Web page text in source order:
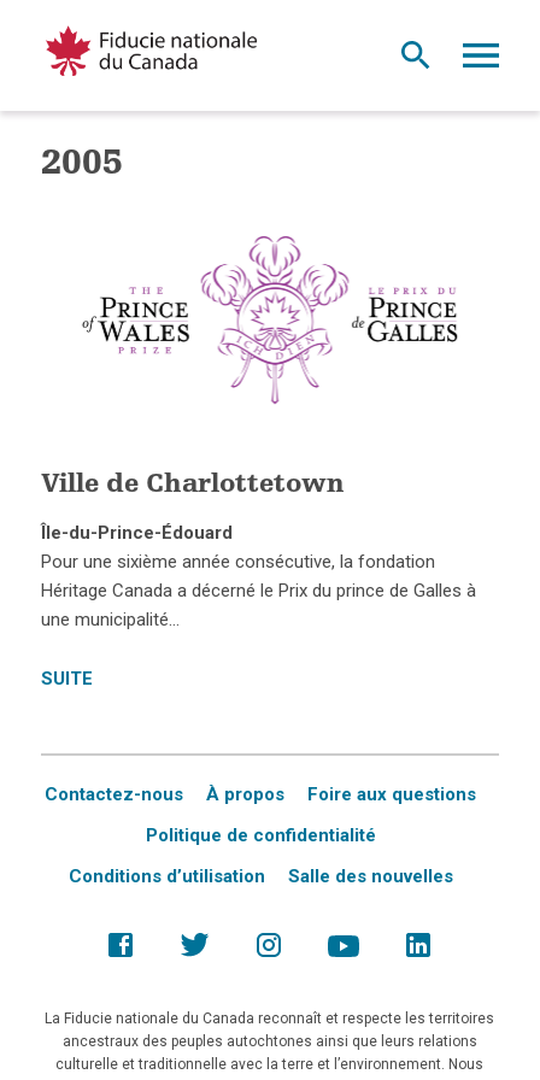
2005
Ville de Charlottetown
Île-du-Prince-Édouard
Pour une sixième année consécutive, la fondation
Héritage Canada a décerné le Prix du prince de Galles à
une municipalité…
SUITE
Contactez-nous À propos
Foire aux questions
Politique de confidentialité
Conditions d’utilisation
Salle des nouvelles
La Fiducie nationale du Canada reconnaît et respecte les territoires
ancestraux des peuples autochtones ainsi que leurs relations
culturelle et traditionnelle avec la terre et l’environnement. Nous